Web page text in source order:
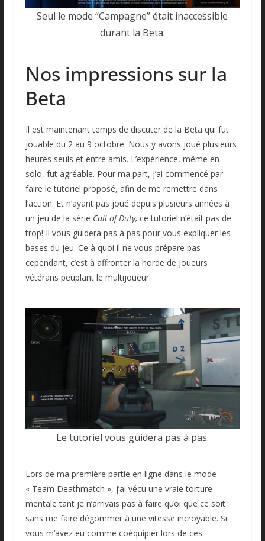
Seul le mode ‘’Campagne’’ était inaccessible
durant la Beta.
Nos impressions sur la
Beta
Il est maintenant temps de discuter de la Beta qui fut
jouable du 2 au 9 octobre. Nous y avons joué plusieurs
heures seuls et entre amis. L’expérience, même en
solo, fut agréable. Pour ma part, j’ai commencé par
faire le tutoriel proposé, afin de me remettre dans
l’action. Et n’ayant pas joué depuis plusieurs années à
un jeu de la série Call of Duty, ce tutoriel n’était pas de
trop! Il vous guidera pas à pas pour vous expliquer les
bases du jeu. Ce à quoi il ne vous prépare pas
cependant, c’est à affronter la horde de joueurs
vétérans peuplant le multijoueur.
Le tutoriel vous guidera pas à pas.
Lors de ma première partie en ligne dans le mode
« Team Deathmatch », j’ai vécu une vraie torture
mentale tant je n’arrivais pas à faire quoi que ce soit
sans me faire dégommer à une vitesse incroyable. Si
vous m’avez eu comme coéquipier lors de ces